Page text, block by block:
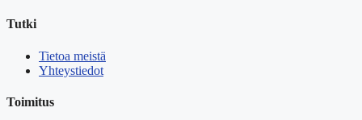
Tutki
Tietoa meistä
Yhteystiedot
Toimitus